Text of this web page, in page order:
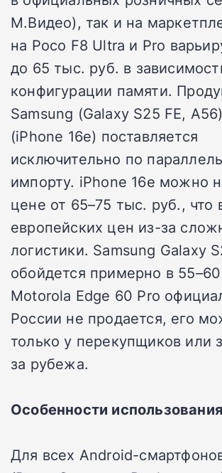
М.Видео), так и на
на Poco F8 Ultra и Pro
до 65 тыс. руб. в
конфигурации памяти.
Samsung (Galaxy S25 FE,
(iPhone 16e) поставляется
исключительно по
импорту. iPhone 16e можно
цене от 65–75 тыс. руб., что
европейских цен из-за
логистики. Samsung Galaxy
обойдется примерно в
Motorola Edge 60 Pro
России не продается, его
только у перекупщиков или
за рубежа.
Особенности
Для всех Android-